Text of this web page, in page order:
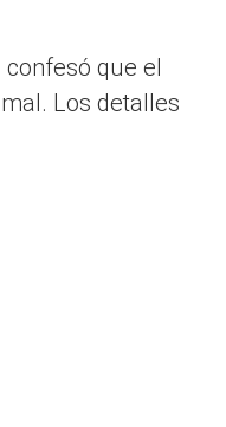
confesó que el
Los detalles